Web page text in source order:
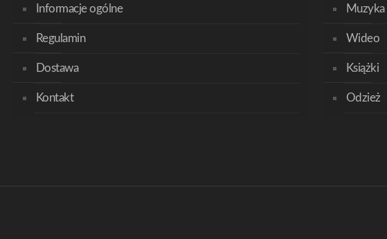
Informacje ogólne
Regulamin
Dostawa
Kontakt
Muzyka
Wideo
Książki
Odzież